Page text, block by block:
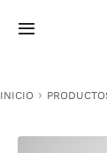
Toggle
NOSOTROS
INICIO